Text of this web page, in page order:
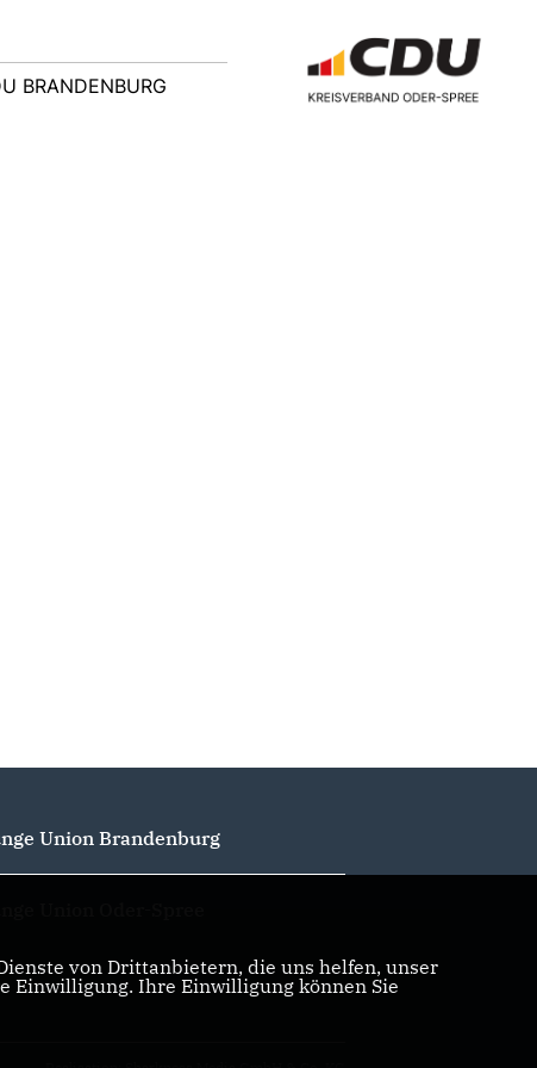
BRANDENBURG
Union Brandenburg
von Drittanbietern, die uns helfen, unser
Einwilligung. Ihre Einwilligung können Sie